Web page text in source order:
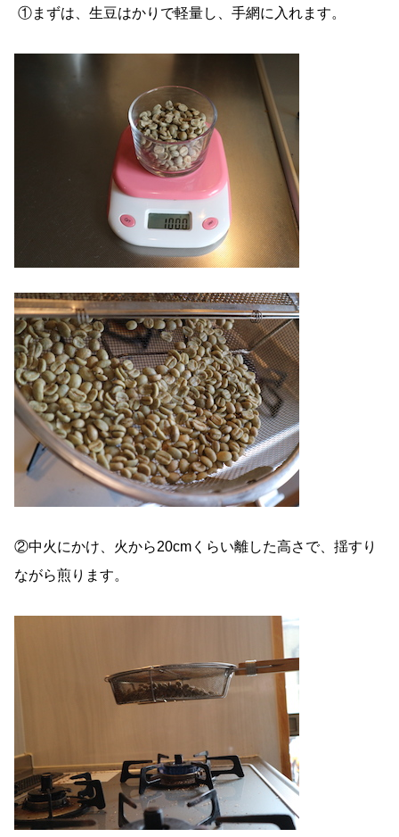
①まずは、生豆はかりで軽量し、手網に入れます。
②中火にかけ、火から20cmくらい離した高さで、揺すり
ながら煎ります。